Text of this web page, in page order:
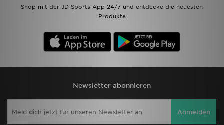
Shop mit der JD Sports App 24/7 und entdecke die neuesten
Produkte
Newsletter abonnieren
Anmelden